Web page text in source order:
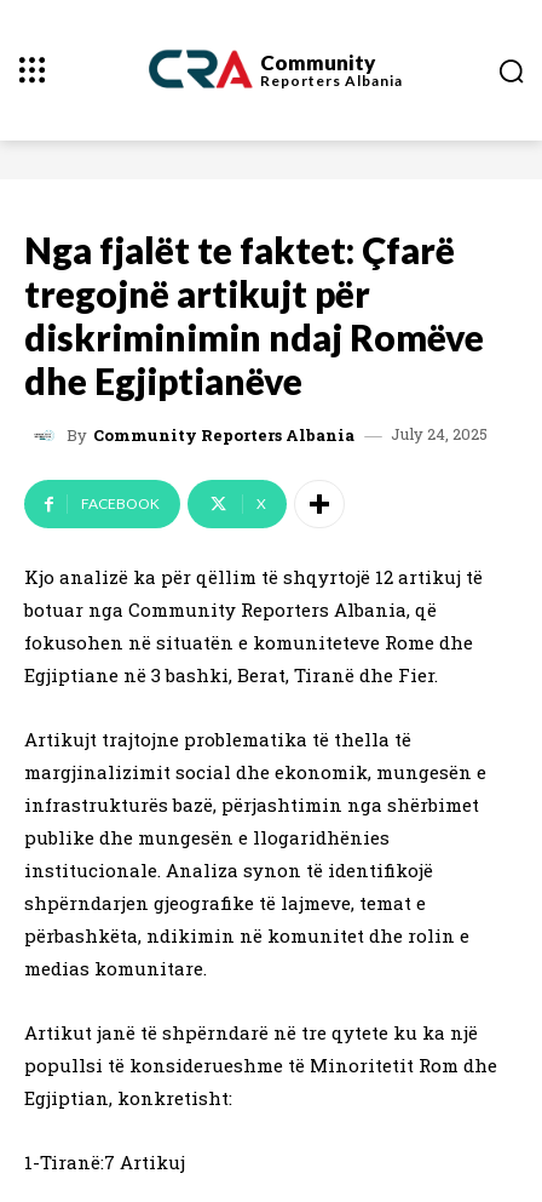
Community
Reporters Albania
Nga fjalët te faktet: Çfarë
tregojnë artikujt për
diskriminimin ndaj Romëve
dhe Egjiptianëve
By Community Reporters Albania July 24, 2025
FACEBOOK X
Kjo analizë ka për qëllim të shqyrtojë 12 artikuj të
botuar nga Community Reporters Albania, që
fokusohen në situatën e komuniteteve Rome dhe
Egjiptiane në 3 bashki, Berat, Tiranë dhe Fier.
Artikujt trajtojne problematika të thella të
margjinalizimit social dhe ekonomik, mungesën e
infrastrukturës bazë, përjashtimin nga shërbimet
publike dhe mungesën e llogaridhënies
institucionale. Analiza synon të identifikojë
shpërndarjen gjeografike të lajmeve, temat e
përbashkëta, ndikimin në komunitet dhe rolin e
medias komunitare.
Artikut janë të shpërndarë në tre qytete ku ka një
popullsi të konsiderueshme të Minoritetit Rom dhe
Egjiptian, konkretisht:
1-Tiranë:7 Artikuj